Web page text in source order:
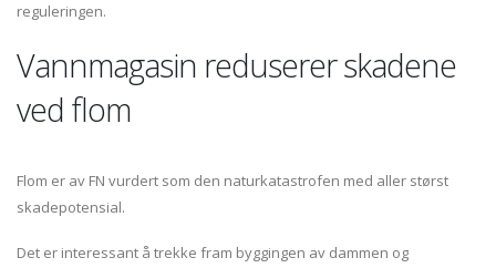
reguleringen.
Vannmagasin reduserer skadene
ved flom
Flom er av FN vurdert som den naturkatastrofen med aller størst
skadepotensial.
Det er interessant å trekke fram byggingen av dammen og